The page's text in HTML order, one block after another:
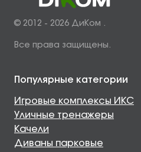
© 2012 - 2026 ДиКом .
Все права защищены.
Популярные категории
Игровые комплексы ИКС
Уличные тренажеры
Качели
Диваны парковые